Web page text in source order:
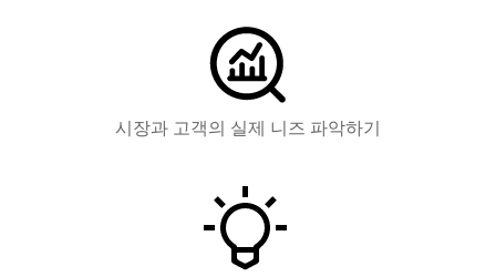
시장과 고객의 실제 니즈 파악하기